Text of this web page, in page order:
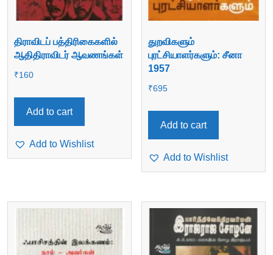
திராவிடப் பத்திரிகைகளில்
ஆதிதிராவிடர் ஆவணங்கள்
₹160
Add to cart
Add to Wishlist
துறவிகளும்
புரட்சியாளர்களும்: சீனா
1957
₹695
Add to cart
Add to Wishlist